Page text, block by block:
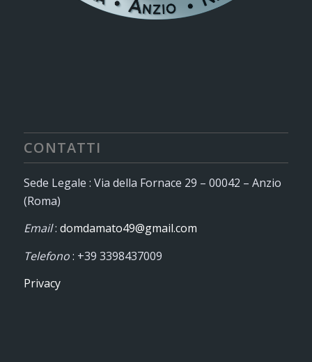
CONTATTI
Sede Legale : Via della Fornace 29 – 00042 – Anzio
(Roma)
Email: domdamato49@gmail.com
Telefono: +39 3398437009
Privacy